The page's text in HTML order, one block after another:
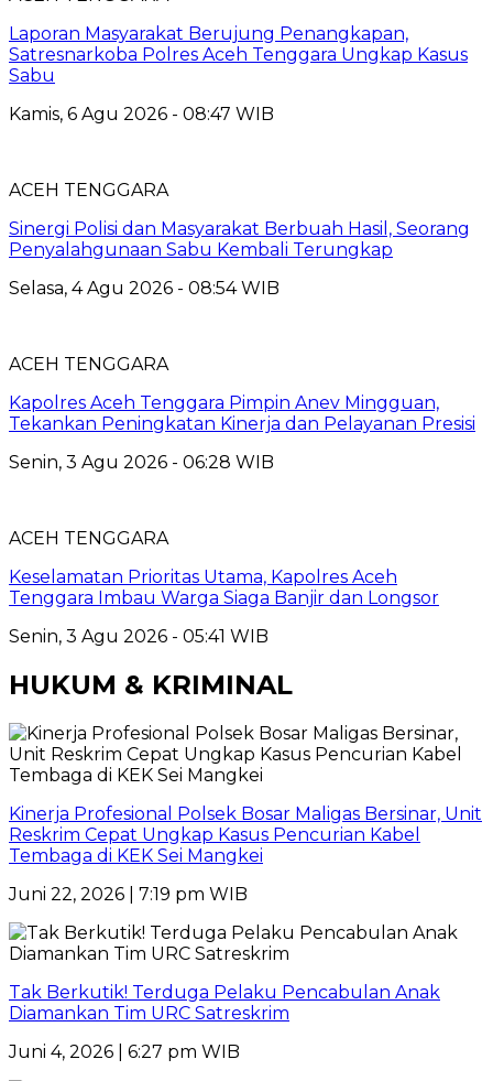
Laporan Masyarakat Berujung Penangkapan,
Satresnarkoba Polres Aceh Tenggara Ungkap Kasus
Sabu
Kamis, 6 Agu 2026 - 08:47 WIB
ACEH TENGGARA
Sinergi Polisi dan Masyarakat Berbuah Hasil, Seorang
Penyalahgunaan Sabu Kembali Terungkap
Selasa, 4 Agu 2026 - 08:54 WIB
ACEH TENGGARA
Kapolres Aceh Tenggara Pimpin Anev Mingguan,
Tekankan Peningkatan Kinerja dan Pelayanan Presisi
Senin, 3 Agu 2026 - 06:28 WIB
ACEH TENGGARA
Keselamatan Prioritas Utama, Kapolres Aceh
Tenggara Imbau Warga Siaga Banjir dan Longsor
Senin, 3 Agu 2026 - 05:41 WIB
HUKUM & KRIMINAL
Kinerja Profesional Polsek Bosar Maligas Bersinar, Unit
Reskrim Cepat Ungkap Kasus Pencurian Kabel
Tembaga di KEK Sei Mangkei
Juni 22, 2026 | 7:19 pm WIB
Tak Berkutik! Terduga Pelaku Pencabulan Anak
Diamankan Tim URC Satreskrim
Juni 4, 2026 | 6:27 pm WIB